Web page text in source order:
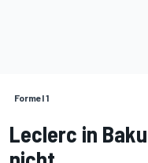
Formel 1
Leclerc in